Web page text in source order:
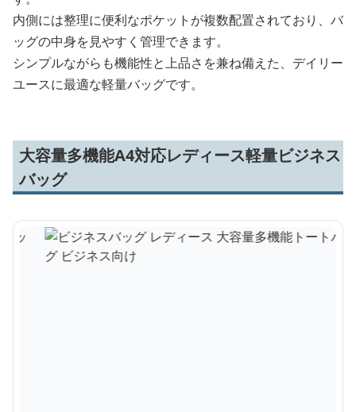
内側には整理に便利なポケットが複数配置されており、バ
ッグの中身を見やすく管理できます。
シンプルながらも機能性と上品さを兼ね備えた、デイリー
ユースに最適な軽量バッグです。
大容量多機能A4対応レディース軽量ビジネス
バッグ